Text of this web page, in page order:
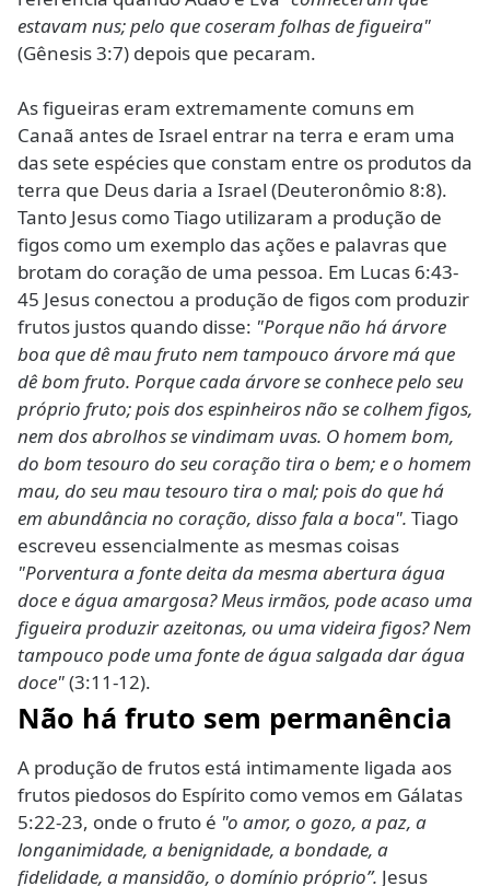
estavam nus; pelo que coseram folhas de figueira"
(Gênesis 3:7) depois que pecaram.
As figueiras eram extremamente comuns em
Canaã antes de Israel entrar na terra e eram uma
das sete espécies que constam entre os produtos da
terra que Deus daria a Israel (Deuteronômio 8:8).
Tanto Jesus como Tiago utilizaram a produção de
figos como um exemplo das ações e palavras que
brotam do coração de uma pessoa. Em Lucas 6:43-
45 Jesus conectou a produção de figos com produzir
frutos justos quando disse: "Porque não há árvore
boa que dê mau fruto nem tampouco árvore má que
dê bom fruto. Porque cada árvore se conhece pelo seu
próprio fruto; pois dos espinheiros não se colhem figos,
nem dos abrolhos se vindimam uvas. O homem bom,
do bom tesouro do seu coração tira o bem; e o homem
mau, do seu mau tesouro tira o mal; pois do que há
em abundância no coração, disso fala a boca". Tiago
escreveu essencialmente as mesmas coisas
"Porventura a fonte deita da mesma abertura água
doce e água amargosa? Meus irmãos, pode acaso uma
figueira produzir azeitonas, ou uma videira figos? Nem
tampouco pode uma fonte de água salgada dar água
doce"(3:11-12).
Não há fruto sem permanência
A produção de frutos está intimamente ligada aos
frutos piedosos do Espírito como vemos em Gálatas
5:22-23, onde o fruto é "o amor, o gozo, a paz, a
longanimidade, a benignidade, a bondade, a
fidelidade, a mansidão, o domínio próprio”. Jesus